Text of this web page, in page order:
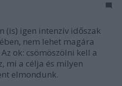
(is) igen intenzív időszak
nem lehet magára
ok: csömöszölni kell a
mi a célja és milyen
elmondunk.